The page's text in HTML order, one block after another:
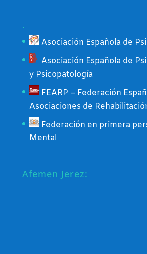
.
Asociación Española de
Asociación Española de
y Psicopatología
FEARP – Federación
Asociaciones de
Federación en primera
Mental
Afemen Jerez: